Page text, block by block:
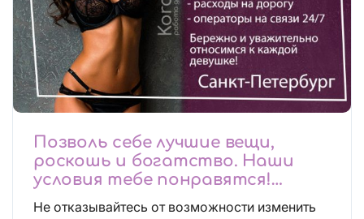
Позволь себе лучшие вещи,
роскошь и богатство. Наши
условия тебе понравятся!
Действительно отличные
Не отказывайтесь от возможности изменить